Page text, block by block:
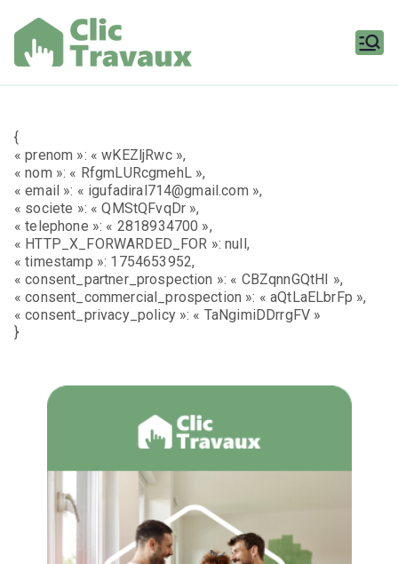
contenu
{
« prenom »: « wKEZljRwc »,
« nom »: « RfgmLURcgmehL »,
« email »: « igufadiral714@gmail.com »,
« societe »: « QMStQFvqDr »,
« telephone »: « 2818934700 »,
« HTTP_X_FORWARDED_FOR »: null,
« timestamp »: 1754653952,
« consent_partner_prospection »: « CBZqnnGQtHI »,
« consent_commercial_prospection »: « aQtLaELbrFp »,
« consent_privacy_policy »: « TaNgimiDDrrgFV »
}